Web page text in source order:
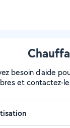
besoin d'aide
et contactez-